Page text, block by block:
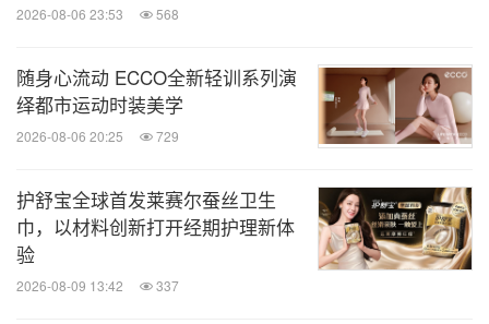
容：
附录：田嘉瑞限定周边礼赠详细信息
2025.3.5-2025.3.16
买赠周边礼：
2026-08-06 23:53 568
随身心流动 ECCO全新轻训系列演
绎都市运动时装美学
2026-08-06 20:25 729
护舒宝全球首发莱赛尔蚕丝卫生
巾，以材料创新打开经期护理新体
验
2026-08-09 13:42 337